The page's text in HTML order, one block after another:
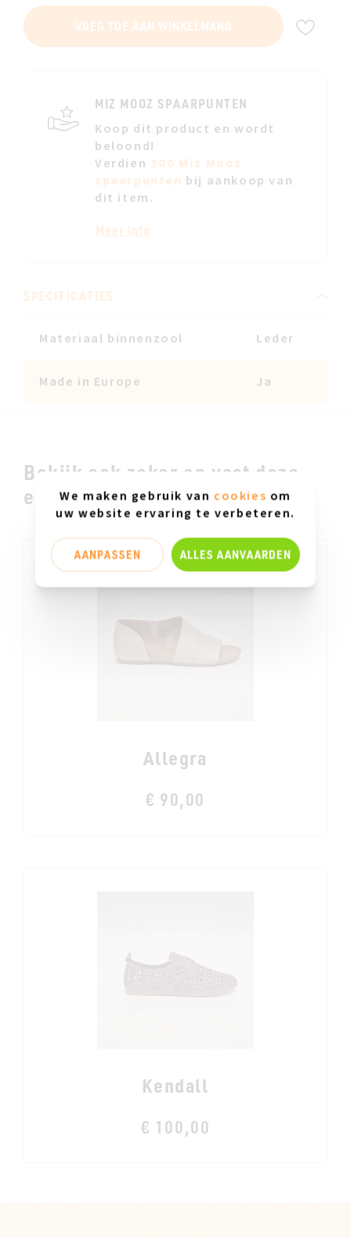
VOEG TOE AAN WINKELMAND
MIZ MOOZ SPAARPUNTEN
Koop dit product en wordt
beloond!
Verdien 300 Miz Mooz
spaarpunten bij aankoop van
dit item.
Meer info
SPECIFICATIES
Materiaal binnenzool Leder
Made in Europe Ja
Bekijk ook zeker en vast deze
even ...
Allegra
€ 90,00
Kendall
€ 100,00
We maken gebruik van cookies om
uw website ervaring te verbeteren.
AANPASSEN ALLES AANVAARDEN